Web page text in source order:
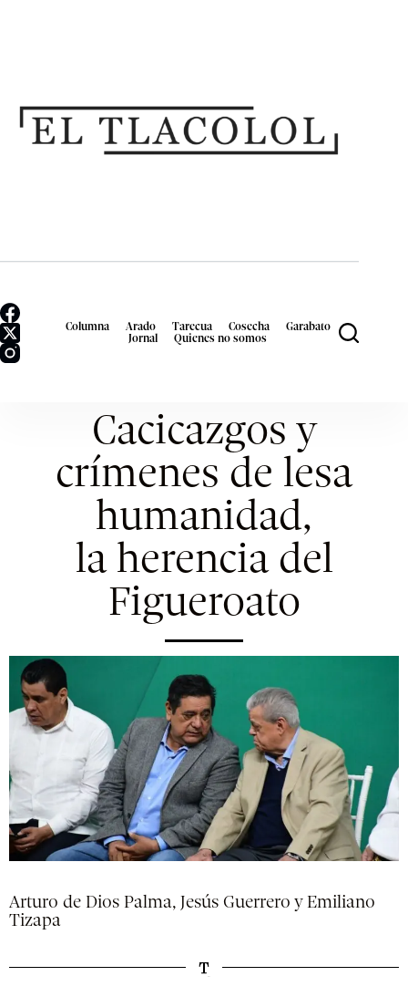
Columna Arado Tarecua Cosecha
Garabato
Jornal
Quienes no somos
Cacicazgos y
crímenes de lesa
humanidad,
la herencia del
Figueroato
Arturo de Dios Palma, Jesús Guerrero y Emiliano
Tizapa